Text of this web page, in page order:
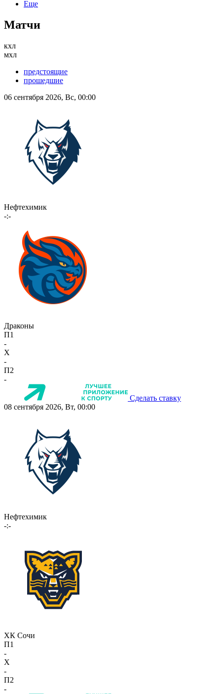
Еще
Матчи
кхл
мхл
предстоящие
прошедшие
06 сентября 2026, Вс, 00:00
Нефтехимик
-:-
Драконы
П1
-
X
-
П2
-
Сделать ставку
08 сентября 2026, Вт, 00:00
Нефтехимик
-:-
ХК Сочи
П1
-
X
-
П2
-